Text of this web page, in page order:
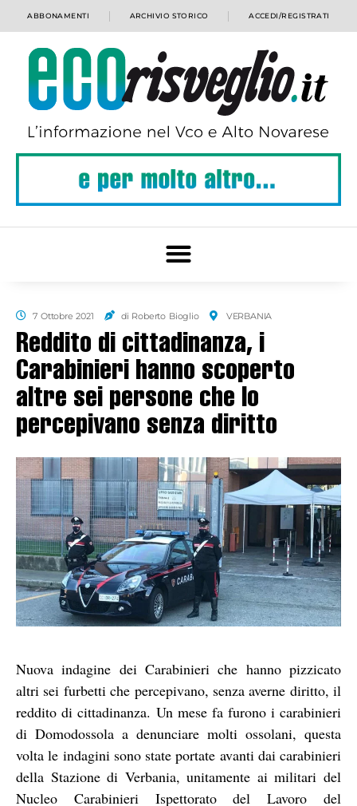
ABBONAMENTI ARCHIVIO STORICO ACCEDI/REGISTRATI
7 Ottobre 2021 di Roberto Bioglio VERBANIA
Reddito di cittadinanza, i
Carabinieri hanno scoperto
altre sei persone che lo
percepivano senza diritto
Nuova indagine dei Carabinieri che hanno pizzicato
altri sei furbetti che percepivano, senza averne diritto, il
reddito di cittadinanza. Un mese fa furono i carabinieri
di Domodossola a denunciare molti ossolani, questa
volta le indagini sono state portate avanti dai carabinieri
della Stazione di Verbania, unitamente ai militari del
Nucleo Carabinieri Ispettorato del Lavoro del